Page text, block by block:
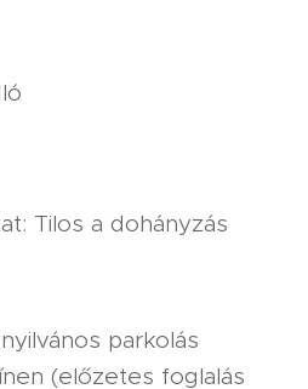
Tilos a dohányzás
parkolás
(előzetes foglalás